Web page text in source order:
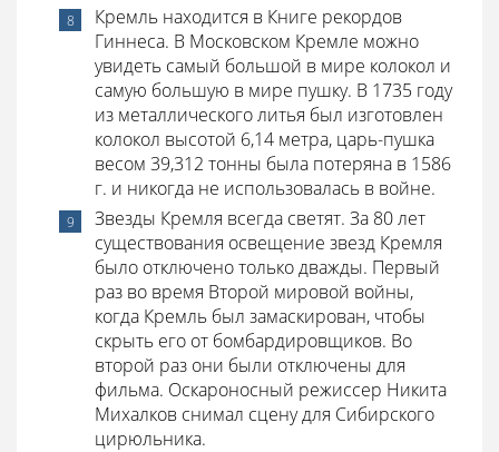
Кремль находится в Книге рекордов
Гиннеса. В Московском Кремле можно
увидеть самый большой в мире колокол и
самую большую в мире пушку. В 1735 году
из металлического литья был изготовлен
колокол высотой 6,14 метра, царь-пушка
весом 39,312 тонны была потеряна в 1586
г. и никогда не использовалась в войне.
Звезды Кремля всегда светят. За 80 лет
существования освещение звезд Кремля
было отключено только дважды. Первый
раз во время Второй мировой войны,
когда Кремль был замаскирован, чтобы
скрыть его от бомбардировщиков. Во
второй раз они были отключены для
фильма. Оскароносный режиссер Никита
Михалков снимал сцену для Сибирского
цирюльника.